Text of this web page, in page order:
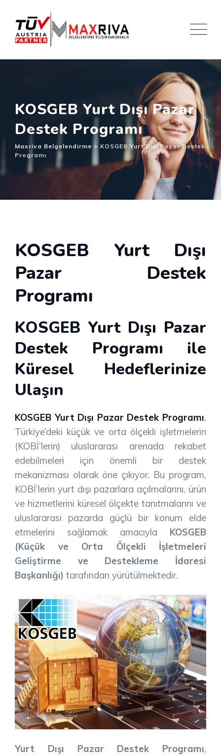
content
KOSGEB Yurt Dışı Pazar
Destek Programı
Maxriva Belgelendirme > KOSGEB Yurt Dışı Pazar Destek
Programı
KOSGEB Yurt Dışı
Pazar Destek
Programı
KOSGEB Yurt Dışı Pazar
Destek Programı ile
Küresel Hedeflerinize
Ulaşın
KOSGEB Yurt Dışı Pazar Destek Programı,
Türkiye’deki küçük ve orta ölçekli işletmelerin
(KOBİ’lerin) uluslararası arenada rekabet
edebilmeleri için önemli bir destek
mekanizması olarak öne çıkıyor. Bu program,
KOBİ’lerin yurt dışı pazarlara açılmalarını, ürün
ve hizmetlerini küresel ölçekte tanıtmalarını ve
uluslararası pazarda güçlü bir konum elde
etmelerini sağlamak amacıyla KOSGEB
(Küçük ve Orta Ölçekli İşletmeleri
Geliştirme ve Destekleme İdaresi
Başkanlığı) tarafından yürütülmektedir.
Yurt Dışı Pazar Destek Programı,